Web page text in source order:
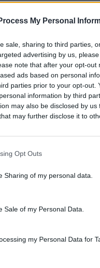
My Personal
sale, sharing to third parties,
advertising by us,
note that after your opt-out
ads based on personal
parties prior to your opt-out.
information by third
may also be disclosed by
may further disclose it to
Opt Outs
Sharing of my personal data.
Sale of my Personal Data.
my Personal Data for